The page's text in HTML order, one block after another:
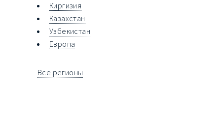
Киргизия
Казахстан
Узбекистан
Европа
Все регионы